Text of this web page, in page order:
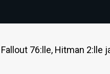
76:lle, Hitman 2:lle